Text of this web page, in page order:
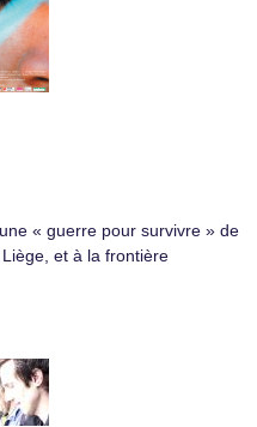
« guerre pour survivre » de
et à la frontière